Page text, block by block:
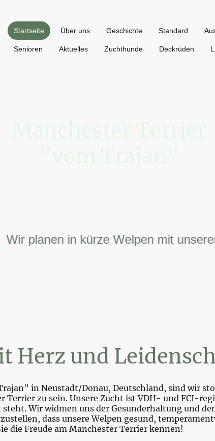
Startseite Über uns Geschichte Standard
Senioren Aktuelles Zuchthunde Deckrüden
planen in kürze Welpen mit unserer
Herz und
in Neustadt/Donau, Deutschland, sind wir
Terrier zu sein. Unsere Zucht ist VDH- und FCI-
Wir widmen uns der Gesunderhaltung und
dass unsere Welpen gesund,
die Freude am Manchester Terrier kennen!